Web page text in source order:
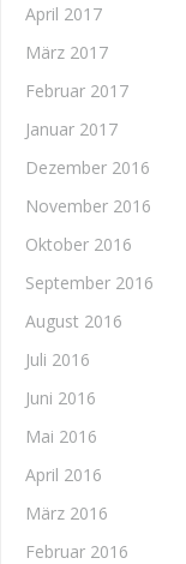
April 2017
März 2017
Februar 2017
Januar 2017
Dezember 2016
November 2016
Oktober 2016
September 2016
August 2016
Juli 2016
Juni 2016
Mai 2016
April 2016
März 2016
Februar 2016